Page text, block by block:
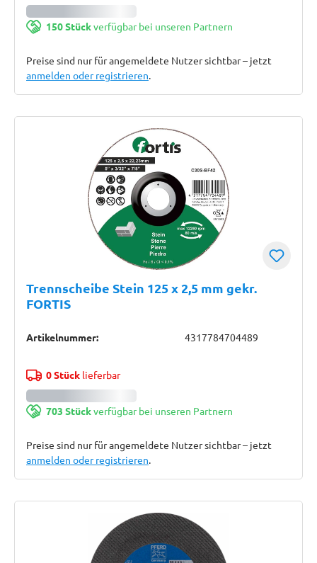
150 Stückverfügbar bei unseren Partnern
Preise sind nur für angemeldete Nutzer sichtbar – jetzt
anmelden oder registrieren.
Trennscheibe Stein 125 x 2,5 mm gekr.
FORTIS
Artikelnummer: 4317784704489
0 Stücklieferbar
703 Stückverfügbar bei unseren Partnern
Preise sind nur für angemeldete Nutzer sichtbar – jetzt
anmelden oder registrieren.